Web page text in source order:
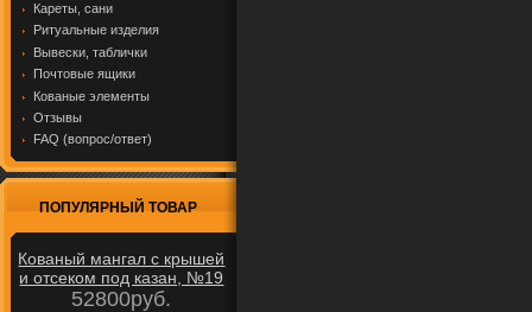
Кареты, сани
Ритуальные изделия
Вывески, таблички
Почтовые ящики
Кованые элементы
Отзывы
FAQ (вопрос/ответ)
ПОПУЛЯРНЫЙ ТОВАР
Кованый мангал с крышей
и отсеком под казан, №19
52800руб.